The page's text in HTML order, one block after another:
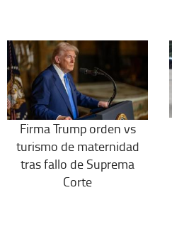
Firma Trump orden vs
turismo de maternidad
tras fallo de Suprema
Corte